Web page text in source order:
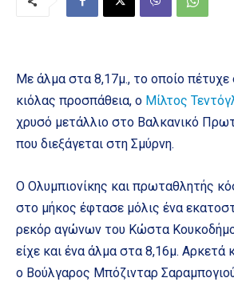
Με άλμα στα 8,17μ., το οποίο
κιόλας προσπάθεια, ο Μίλτος
χρυσό μετάλλιο στο Βαλκανικό
που διεξάγεται στη Σμύρνη.
Ο Ολυμπιονίκης και πρωταθλητής
στο μήκος έφτασε μόλις ένα
ρεκόρ αγώνων του Κώστα
είχε και ένα άλμα στα 8,16μ. Αρκετά
ο Βούλγαρος Μπόζινταρ